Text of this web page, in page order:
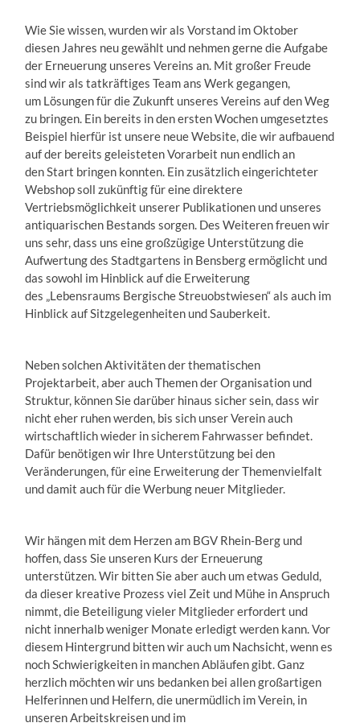
Wie Sie wissen, wurden wir als Vorstand im Oktober
diesen Jahres neu gewählt und nehmen gerne die Aufgabe
der Erneuerung unseres Vereins an. Mit großer Freude
sind wir als tatkräftiges Team ans Werk gegangen,
um Lösungen für die Zukunft unseres Vereins auf den Weg
zu bringen. Ein bereits in den ersten Wochen umgesetztes
Beispiel hierfür ist unsere neue Website, die wir aufbauend
auf der bereits geleisteten Vorarbeit nun endlich an
den Start bringen konnten. Ein zusätzlich eingerichteter
Webshop soll zukünftig für eine direktere
Vertriebsmöglichkeit unserer Publikationen und unseres
antiquarischen Bestands sorgen. Des Weiteren freuen wir
uns sehr, dass uns eine großzügige Unterstützung die
Aufwertung des Stadtgartens in Bensberg ermöglicht und
das sowohl im Hinblick auf die Erweiterung
des „Lebensraums Bergische Streuobstwiesen“ als auch im
Hinblick auf Sitzgelegenheiten und Sauberkeit.
Neben solchen Aktivitäten der thematischen
Projektarbeit, aber auch Themen der Organisation und
Struktur, können Sie darüber hinaus sicher sein, dass wir
nicht eher ruhen werden, bis sich unser Verein auch
wirtschaftlich wieder in sicherem Fahrwasser befindet.
Dafür benötigen wir Ihre Unterstützung bei den
Veränderungen, für eine Erweiterung der Themenvielfalt
und damit auch für die Werbung neuer Mitglieder.
Wir hängen mit dem Herzen am BGV Rhein-Berg und
hoffen, dass Sie unseren Kurs der Erneuerung
unterstützen. Wir bitten Sie aber auch um etwas Geduld,
da dieser kreative Prozess viel Zeit und Mühe in Anspruch
nimmt, die Beteiligung vieler Mitglieder erfordert und
nicht innerhalb weniger Monate erledigt werden kann. Vor
diesem Hintergrund bitten wir auch um Nachsicht, wenn es
noch Schwierigkeiten in manchen Abläufen gibt. Ganz
herzlich möchten wir uns bedanken bei allen großartigen
Helferinnen und Helfern, die unermüdlich im Verein, in
unseren Arbeitskreisen und im